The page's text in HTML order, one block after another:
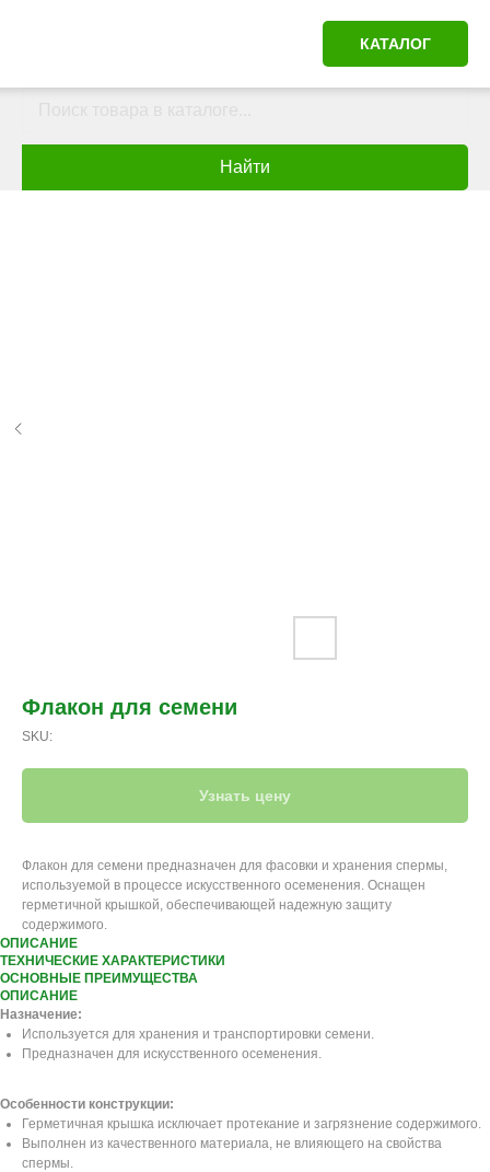
КАТАЛОГ
Найти
Флакон для семени
SKU:
Узнать цену
Флакон для семени предназначен для фасовки и хранения спермы,
используемой в процессе искусственного осеменения. Оснащен
герметичной крышкой, обеспечивающей надежную защиту
содержимого.
ОПИСАНИЕ
ТЕХНИЧЕСКИЕ ХАРАКТЕРИСТИКИ
ОСНОВНЫЕ ПРЕИМУЩЕСТВА
ОПИСАНИЕ
Назначение:
Используется для хранения и транспортировки семени.
Предназначен для искусственного осеменения.
Особенности конструкции:
Герметичная крышка исключает протекание и загрязнение содержимого.
Выполнен из качественного материала, не влияющего на свойства
спермы.